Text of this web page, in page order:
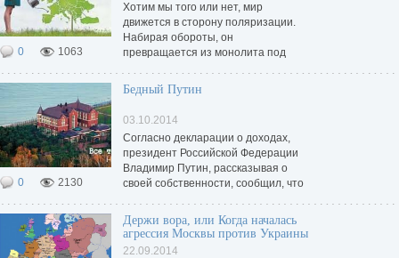
0 1063
Хотим мы того или нет, мир
движется в сторону поляризации.
Набирая обороты, он
превращается из монолита под
мировыми центрами – в Вашингтоне
и Пекине.
0 2130
Бедный Путин
03.10.2014
Согласно декларации о доходах,
президент Российской Федерации
Владимир Путин, рассказывая о
своей собственности, сообщил, что
автомобилей российского
производства. Совместно с
российскими коллегами, нам
Держи вора, или Когда началась
агрессия Москвы против Украины
22.09.2014